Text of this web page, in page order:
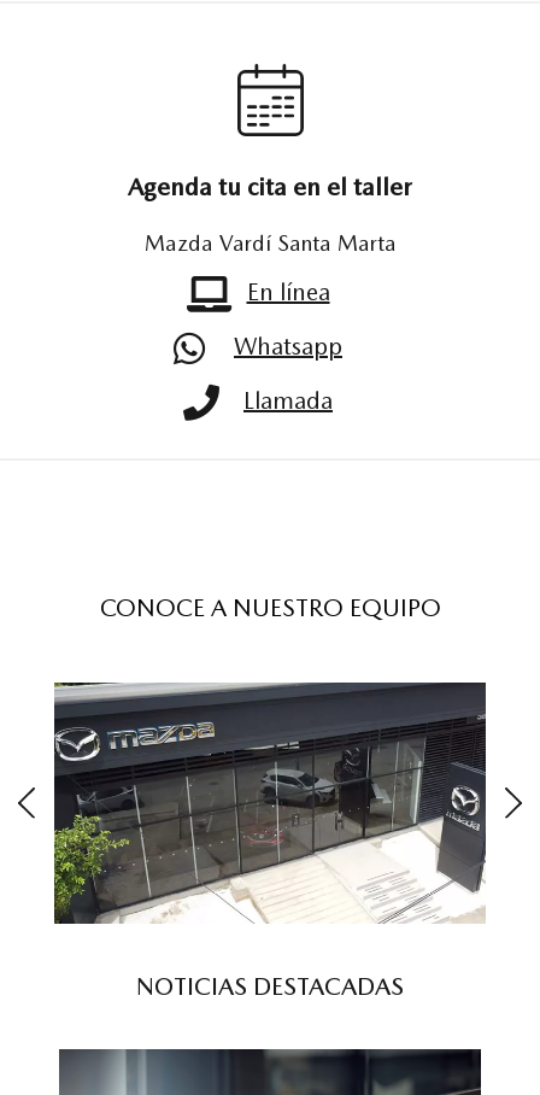
Agenda tu cita en el taller
Mazda Vardí Santa Marta
En línea
Whatsapp
Llamada
CONOCE A NUESTRO EQUIPO
NOTICIAS DESTACADAS